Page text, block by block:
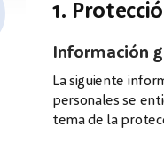
1.
Información
La siguiente
personales se
tema de la